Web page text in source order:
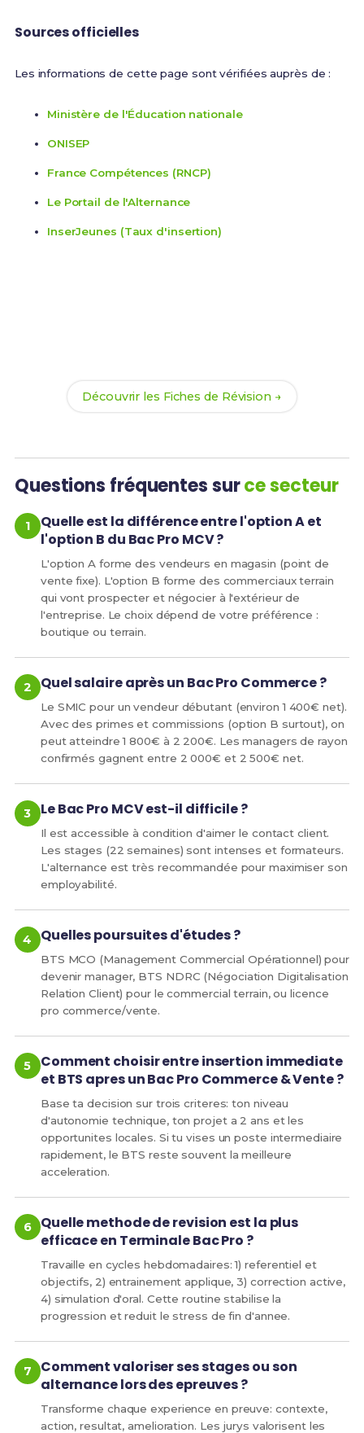
Sources officielles
Les informations de cette page sont vérifiées auprès de :
Ministère de l'Éducation nationale
ONISEP
France Compétences (RNCP)
Le Portail de l'Alternance
InserJeunes (Taux d'insertion)
Découvrir les Fiches de Révision →
Questions fréquentes surce secteur
Quelle est la différence entre l'option A et
l'option B du Bac Pro MCV ?
L'option A forme des vendeurs en magasin (point de
vente fixe). L'option B forme des commerciaux terrain
qui vont prospecter et négocier à l'extérieur de
l'entreprise. Le choix dépend de votre préférence :
boutique ou terrain.
Quel salaire après un Bac Pro Commerce ?
Le SMIC pour un vendeur débutant (environ 1 400€ net).
Avec des primes et commissions (option B surtout), on
peut atteindre 1 800€ à 2 200€. Les managers de rayon
confirmés gagnent entre 2 000€ et 2 500€ net.
Le Bac Pro MCV est-il difficile ?
Il est accessible à condition d'aimer le contact client.
Les stages (22 semaines) sont intenses et formateurs.
L'alternance est très recommandée pour maximiser son
employabilité.
Quelles poursuites d'études ?
BTS MCO (Management Commercial Opérationnel) pour
devenir manager, BTS NDRC (Négociation Digitalisation
Relation Client) pour le commercial terrain, ou licence
pro commerce/vente.
Comment choisir entre insertion immediate
et BTS apres un Bac Pro Commerce & Vente ?
Base ta decision sur trois criteres: ton niveau
d'autonomie technique, ton projet a 2 ans et les
opportunites locales. Si tu vises un poste intermediaire
rapidement, le BTS reste souvent la meilleure
acceleration.
Quelle methode de revision est la plus
efficace en Terminale Bac Pro ?
Travaille en cycles hebdomadaires: 1) referentiel et
objectifs, 2) entrainement applique, 3) correction active,
4) simulation d'oral. Cette routine stabilise la
progression et reduit le stress de fin d'annee.
Comment valoriser ses stages ou son
alternance lors des epreuves ?
Transforme chaque experience en preuve: contexte,
action, resultat, amelioration. Les jurys valorisent les